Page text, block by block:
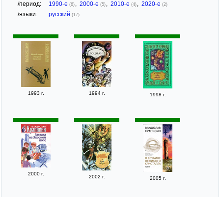
/период: 1990-е (6) , 2000-е (5) , 2010-е (4) , 2020-е (2)
/языки: русский (17)
1993 г. 1994 г. 1998 г.
2000 г.
2002 г. 2005 г.